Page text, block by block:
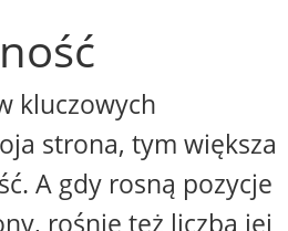
kluczowych
strona, tym większa
A gdy rosną pozycje